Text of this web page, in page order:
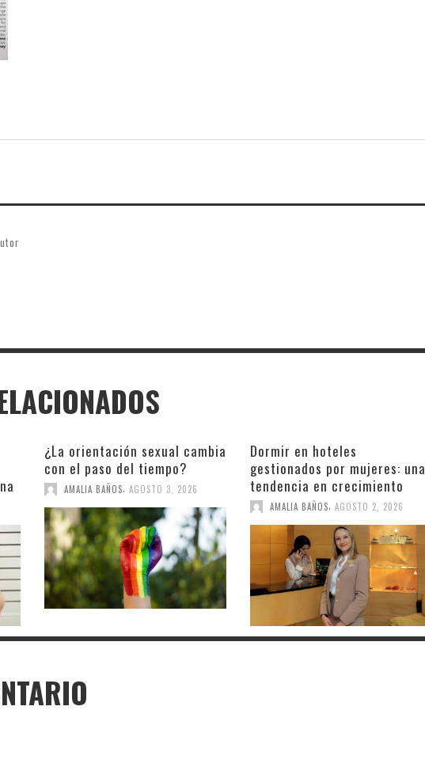
¿La orientación sexual cambia
con el paso del tiempo?
AMALIA BAÑOS, AGOSTO 3, 2026
Dormir en hoteles
gestionados por mujeres: una
tendencia en crecimiento
AMALIA BAÑOS, AGOSTO 2, 2026